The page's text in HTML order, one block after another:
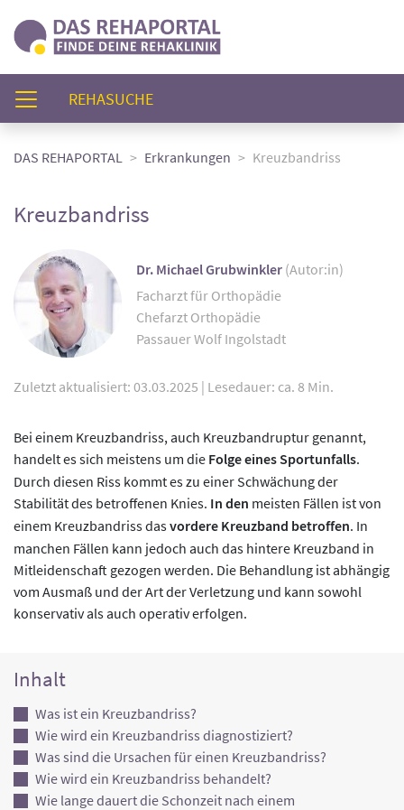
REHASUCHE(AKTUELL)
DAS REHAPORTAL Erkrankungen Kreuzbandriss
Kreuzbandriss
Dr. Michael Grubwinkler (Autor:in)
Facharzt für Orthopädie
Chefarzt Orthopädie
Passauer Wolf Ingolstadt
Zuletzt aktualisiert: 03.03.2025 | Lesedauer: ca. 8 Min.
Bei einem Kreuzbandriss, auch Kreuzbandruptur genannt,
handelt es sich meistens um die Folge eines Sportunfalls.
Durch diesen Riss kommt es zu einer Schwächung der
Stabilität des betroffenen Knies. In den meisten Fällen ist von
einem Kreuzbandriss dasvordere Kreuzband betroffen. In
manchen Fällen kann jedoch auch das hintere Kreuzband in
Mitleidenschaft gezogen werden. Die Behandlung ist abhängig
vom Ausmaß und der Art der Verletzung und kann sowohl
konservativ als auch operativ erfolgen.
Inhalt
Was ist ein Kreuzbandriss?
Wie wird ein Kreuzbandriss diagnostiziert?
Was sind die Ursachen für einen Kreuzbandriss?
Wie wird ein Kreuzbandriss behandelt?
Wie lange dauert die Schonzeit nach einem